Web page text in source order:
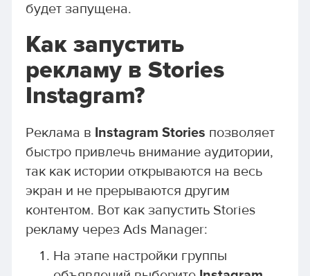
будет запущена.
Как запустить
рекламу в Stories
Instagram?
Реклама в Instagram Stories позволяет
быстро привлечь внимание аудитории,
так как истории открываются на весь
экран и не прерываются другим
контентом. Вот как запустить Stories
рекламу через Ads Manager:
На этапе настройки группы